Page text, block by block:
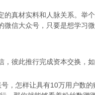
真材实料和人脉关系。举
信大众号，只要是想学习
彼此推行完成资本交换，
怎样让具有10万用户数的